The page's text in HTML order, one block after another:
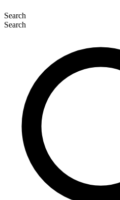
Search
Search